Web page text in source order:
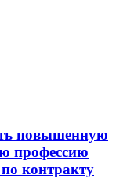
повышенную
профессию
контракту